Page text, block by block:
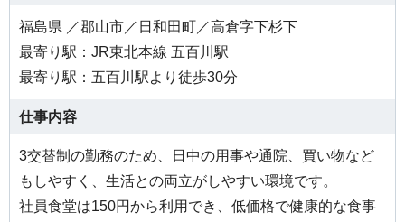
福島県 ／郡山市／日和田町／高倉字下杉下
最寄り駅：JR東北本線 五百川駅
最寄り駅：五百川駅より徒歩30分
仕事内容
3交替制の勤務のため、日中の用事や通院、買い物など
もしやすく、生活との両立がしやすい環境です。
社員食堂は150円から利用でき、低価格で健康的な食事